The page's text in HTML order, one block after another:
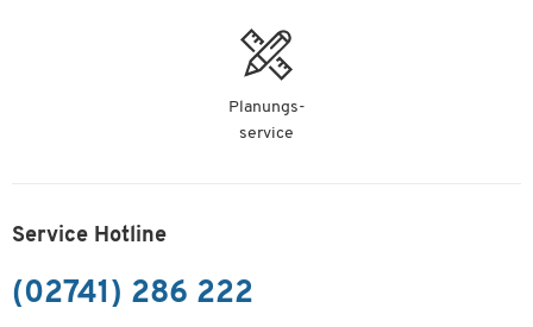
Planungs-
service
Service Hotline
(02741) 286 222